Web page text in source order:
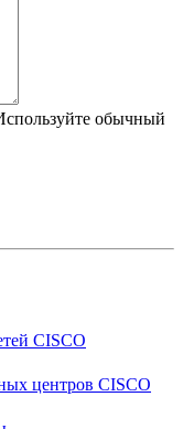
обычный
CISCO
центров CISCO